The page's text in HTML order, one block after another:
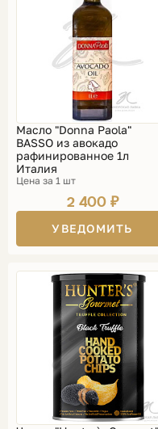
Масло "Donna Paola"
BASSO из авокадо
рафинированное 1л
Италия
Цена за 1 шт
2 400 ₽
УВЕДОМИТЬ